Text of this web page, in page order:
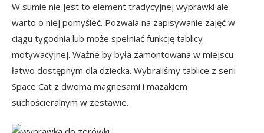
W sumie nie jest to element tradycyjnej wyprawki ale
warto o niej pomyśleć. Pozwala na zapisywanie zajęć w
ciągu tygodnia lub może spełniać funkcję tablicy
motywacyjnej. Ważne by była zamontowana w miejscu
łatwo dostępnym dla dziecka. Wybraliśmy tablice z serii
Space Cat z dwoma magnesami i mazakiem
suchościeralnym w zestawie.